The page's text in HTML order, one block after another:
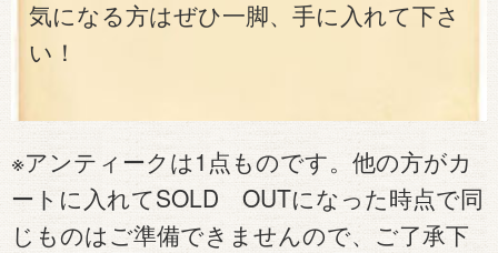
気になる方はぜひ一脚、手に入れて下さ
い！
※アンティークは1点ものです。他の方がカ
ートに入れてSOLD OUTになった時点で同
じものはご準備できませんので、ご了承下